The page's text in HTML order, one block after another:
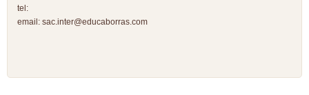
tel:
email: sac.inter@educaborras.com